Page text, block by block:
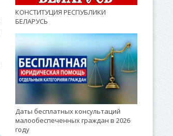
КОНСТИТУЦИЯ РЕСПУБЛИКИ
БЕЛАРУСЬ
Даты бесплатных консультаций
малообеспеченных граждан в 2026
году